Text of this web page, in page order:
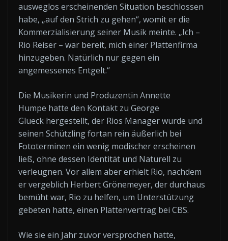
ausweglos erscheinenden Situation beschlossen
habe, „auf den Strich zu gehen“, womit er die
Kommerzialisierung seiner Musik meinte. „Ich –
Rio Reiser – war bereit, mich einer Plattenfirma
hinzugeben. Natürlich nur gegen ein
angemessenes Entgelt.“
Die Musikerin und Produzentin Annette
Humpe hatte den Kontakt zu George
Glueck hergestellt, der Rios Manager wurde und
seinen Schützling fortan rein äußerlich bei
Fototerminen ein wenig modischer erscheinen
ließ, ohne dessen Identität und Naturell zu
verleugnen. Vor allem aber erhielt Rio, nachdem
er vergeblich Herbert Grönemeyer, der durchaus
bemüht war, Rio zu helfen, um Unterstützung
gebeten hatte, einen Plattenvertrag bei CBS.
Wie sie ein Jahr zuvor versprochen hatte,